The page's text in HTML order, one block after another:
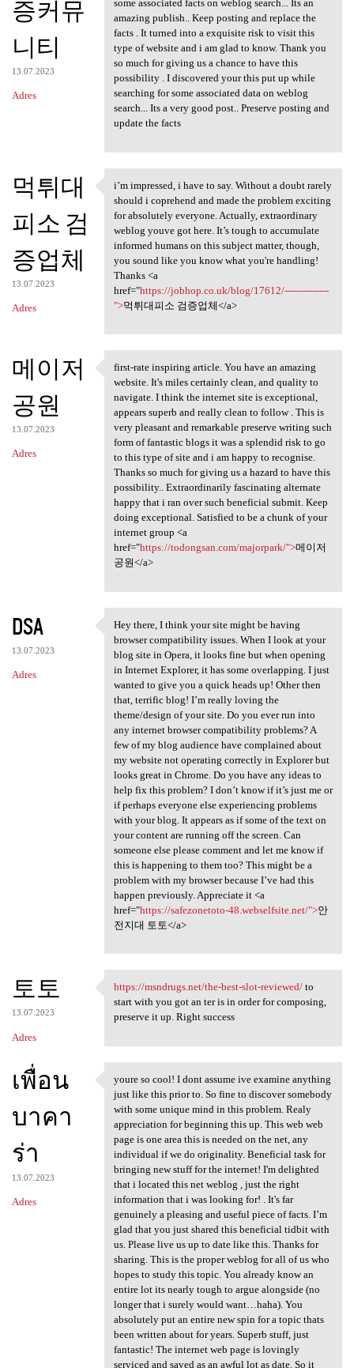
증커뮤
니티
13.07.2023
Adres
some associated facts on weblog search... Its an
amazing publish.. Keep posting and replace the
facts . It turned into a exquisite risk to visit this
type of website and i am glad to know. Thank you
so much for giving us a chance to have this
possibility . I discovered your this put up while
searching for some associated data on weblog
search... Its a very good post.. Preserve posting and
update the facts
먹튀대
피소 검
증업체
13.07.2023
Adres
i’m impressed, i have to say.
i’m impressed, i have to say. Without a doubt rarely
should i coprehend and made the problem exciting
for absolutely everyone. Actually, extraordinary
weblog youve got here. It’s tough to accumulate
informed humans on this subject matter, though,
you sound like you know what you're handling!
Thanks <a
href="https://jobhop.co.uk/blog/17612/--------------
">먹튀대피소 검증업체</a>
메이저
공원
13.07.2023
Adres
first-rate inspiring article.
first-rate inspiring article. You have an amazing
website. It's miles certainly clean, and quality to
navigate. I think the internet site is exceptional,
appears superb and really clean to follow . This is
very pleasant and remarkable preserve writing such
form of fantastic blogs it was a splendid risk to go
to this type of site and i am happy to recognise.
Thanks so much for giving us a hazard to have this
possibility.. Extraordinarily fascinating alternate
happy that i ran over such beneficial submit. Keep
doing exceptional. Satisfied to be a chunk of your
internet group <a
href="https://todongsan.com/majorpark/">메이저
공원</a>
DSA
13.07.2023
Adres
Hey there, I think your site
Hey there, I think your site might be having
browser compatibility issues. When I look at your
blog site in Opera, it looks fine but when opening
in Internet Explorer, it has some overlapping. I just
wanted to give you a quick heads up! Other then
that, terrific blog! I’m really loving the
theme/design of your site. Do you ever run into
any internet browser compatibility problems? A
few of my blog audience have complained about
my website not operating correctly in Explorer but
looks great in Chrome. Do you have any ideas to
help fix this problem? I don’t know if it’s just me or
if perhaps everyone else experiencing problems
with your blog. It appears as if some of the text on
your content are running off the screen. Can
someone else please comment and let me know if
this is happening to them too? This might be a
problem with my browser because I’ve had this
happen previously. Appreciate it <a
href="https://safezonetoto-48.webselfsite.net/">안
전지대 토토</a>
토토
13.07.2023
Adres
https://msndrugs.net/the-best
https://msndrugs.net/the-best-slot-reviewed/to
start with you got an ter is in order for composing,
preserve it up. Right success
เพื่อน
บาคา
ร่า
13.07.2023
Adres
youre so cool! I dont assume
youre so cool! I dont assume ive examine anything
just like this prior to. So fine to discover somebody
with some unique mind in this problem. Realy
appreciation for beginning this up. This web web
page is one area this is needed on the net, any
individual if we do originality. Beneficial task for
bringing new stuff for the internet! I'm delighted
that i located this net weblog , just the right
information that i was looking for! . It's far
genuinely a pleasing and useful piece of facts. I’m
glad that you just shared this beneficial tidbit with
us. Please live us up to date like this. Thanks for
sharing. This is the proper weblog for all of us who
hopes to study this topic. You already know an
entire lot its nearly tough to argue alongside (no
longer that i surely would want…haha). You
absolutely put an entire new spin for a topic thats
been written about for years. Superb stuff, just
fantastic! The internet web page is lovingly
serviced and saved as an awful lot as date. So it